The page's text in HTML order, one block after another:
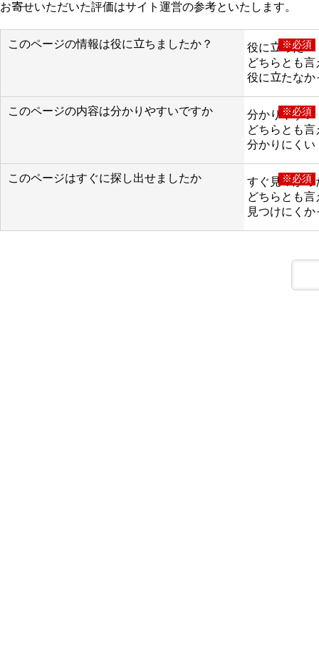
お寄せいただいた評価はサイト運営の参考といたします。
このページの情報は役に立ちましたか？ ※必須
役に立った
どちらとも言
役に立たなか
このページの内容は分かりやすいですか ※必須
分かりやすい
どちらとも言
分かりにくい
このページはすぐに探し出せましたか ※必須
すぐ見つかっ
どちらとも言
見つけにくか